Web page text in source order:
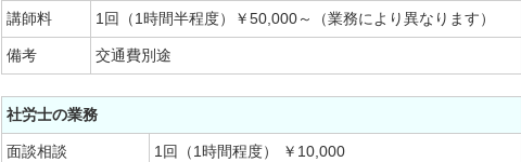
講師料 1回（1時間半程度）￥50,000～（業務により異なります）
備考 交通費別途
社労士の業務
面談相談 1回（1時間程度） ￥10,000